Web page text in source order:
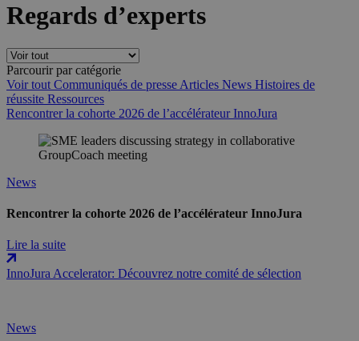
Regards d’experts
Parcourir par catégorie
Voir tout Communiqués de presse Articles News Histoires de
réussite Ressources
Rencontrer la cohorte 2026 de l’accélérateur InnoJura
News
Rencontrer la cohorte 2026 de l’accélérateur InnoJura
Lire la suite
InnoJura Accelerator: Découvrez notre comité de sélection
News